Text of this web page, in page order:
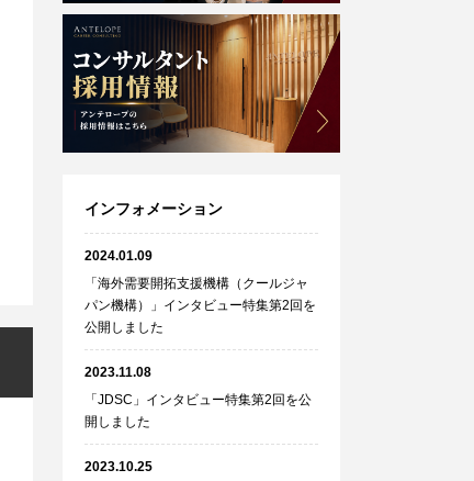
インフォメーション
2024.01.09
「海外需要開拓支援機構（クールジャ
パン機構）」インタビュー特集第2回を
公開しました
2023.11.08
「JDSC」インタビュー特集第2回を公
開しました
2023.10.25